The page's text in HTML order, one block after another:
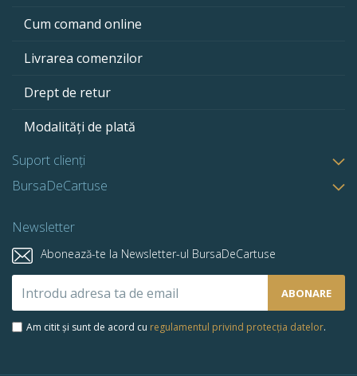
Cum comand online
Livrarea comenzilor
Drept de retur
Modalități de plată
Suport clienți
BursaDeCartuse
Newsletter
Abonează-te la Newsletter-ul BursaDeCartuse
la
newsletter-
ABONARE
Am citit și sunt de acord cu regulamentul privind protecția datelor.